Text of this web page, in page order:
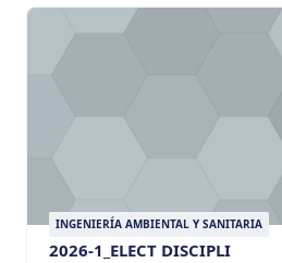
INGENIERÍA AMBIENTAL Y SANITARIA
2026-1_ELECT DISCIPLI